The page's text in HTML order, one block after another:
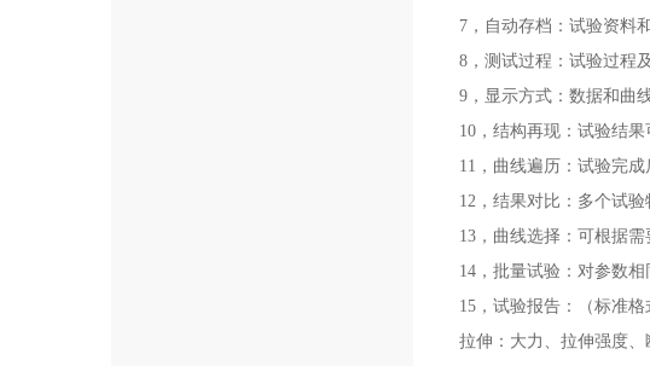
7，自动存档：试验资料
8，测试过程：试验过程
9，显示方式：数据和曲
10，结构再现：试验结
11，曲线遍历：试验完
12，结果对比：多个试
13，曲线选择：可根据
14，批量试验：对参数
15，试验报告：（标准格
拉伸：大力、拉伸强度、